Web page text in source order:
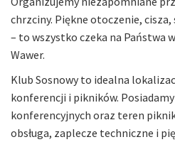
chrzciny. Piękne otoczenie,
– to wszystko czeka na Państwa
Wawer.
Klub Sosnowy to idealna
konferencji i pikników.
konferencyjnych oraz teren
obsługa, zaplecze techniczne i